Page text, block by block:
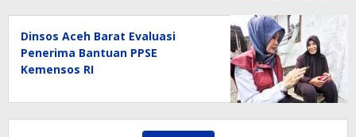
Dinsos Aceh Barat Evaluasi
Penerima Bantuan PPSE
Kemensos RI